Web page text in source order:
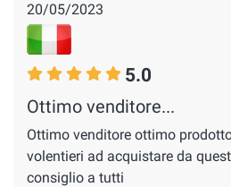
20/05/2023
5.0
Ottimo venditore...
Ottimo venditore ottimo
volentieri ad acquistare da
consiglio a tutti